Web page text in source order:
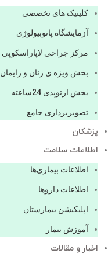
کلینیک های تخصصی
آزمایشگاه پاتوبیولوژی
مرکز جراحی لاپاراسکوپی
بخش ویژه ی زنان و زایمان
بخش ارتوپدی 24ساعته
تصویربرداری جامع
پزشكان
اطلاعات سلامت
اطلاعات بیماری‌ها
اطلاعات دارو‌ها
اپليكيشن بيمارستان
آموزش بیمار
اخبار و مقالات